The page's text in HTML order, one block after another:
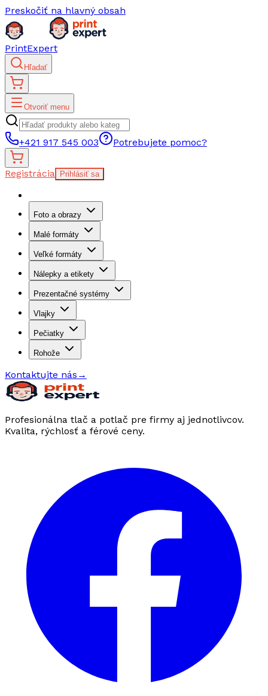
Preskočiť na hlavný obsah
PrintExpert
Hľadať
Otvoriť menu
+421 917 545 003 Potrebujete pomoc?
Registrácia Prihlásiť sa
Foto a obrazy
Malé formáty
Veľké formáty
Nálepky a etikety
Prezentačné systémy
Vlajky
Pečiatky
Rohože
Kontaktujte nás →
Profesionálna tlač a potlač pre firmy aj jednotlivcov.
Kvalita, rýchlosť a férové ceny.